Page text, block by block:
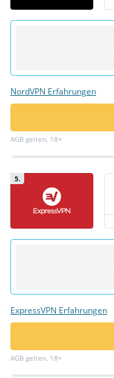
NordVPN Erfahrungen
AGB gelten, 18+
5.
ExpressVPN Erfahrungen
AGB gelten, 18+